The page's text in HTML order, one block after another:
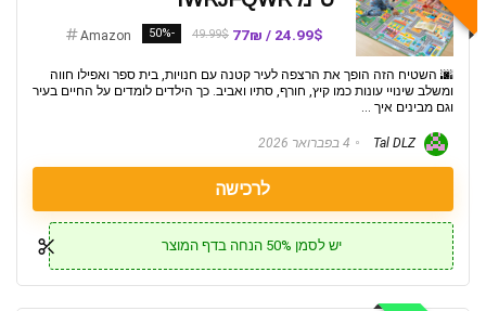
24.99$ / 77₪
49.99$
-50%
Amazon
🌆 השטיח הזה הופך את הרצפה לעיר קטנה עם חנויות, בית ספר ואפילו חווה
ומשלב שינויי עונות כמו קיץ, חורף, סתיו ואביב. כך הילדים לומדים על החיים בעיר
וגם מבינים איך ...
Tal DLZ 4 בפברואר 2026
לרכישה
יש לסמן 50% הנחה בדף המוצר